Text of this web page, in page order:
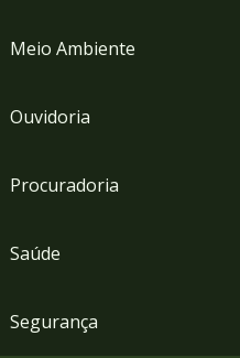
Meio Ambiente
Ouvidoria
Procuradoria
Saúde
Segurança